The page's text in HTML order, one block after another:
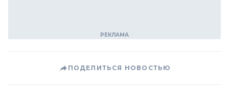
ПОДЕЛИТЬСЯ НОВОСТЬЮ